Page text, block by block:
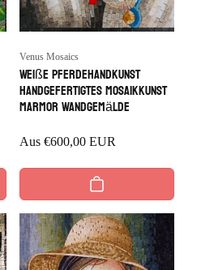
Anbieter:
Venus Mosaics
Weiße Pferdehandkunst
handgefertigtes Mosaikkunst
Marmor Wandgemälde
Regulärer
Aus €600,00 EUR